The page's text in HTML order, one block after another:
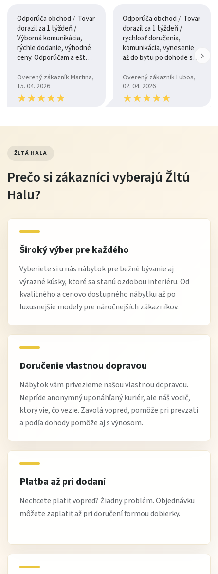
prispieva k hygienickejšiemu prostrediu na spanie.
Pevná konštrukcia zabezpečuje stabilitu a dlhodobú
spoľahlivosť pri každodennom používaní.
Dizajn a využitie
spánok.
Je ideálnou voľbou pre tých, ktorí preferujú funkčný a
čistý vzhľad bez zbytočných detailov.
pravidelne utierajte rám posteľe jemnou handričkou
kontrolujte upevnenie roštu
vyhýbajte sa agresívnym čistiacim prostriedkom
chráňte pred nadmernou vlhkosťou
Spolu vytvoria ideálnu oporu pre chrbticu a
pohodlný spánok.
Výhody nákupu na Žltej Hale
kvalitné postele pre zdravý spánok
moderný a nadčasový dizajn
výborný pomer cena / komfort
odborné poradenstvo pri výbere nábytku
Najčastejšie otázky
Je rošt súčasťou postele?
Odporúča obchod / Tovar
dorazil za 1 týždeň /
Výborná komunikácia,
rýchle dodanie, výhodné
ceny. Odporúčam a ešte
Overený zákazník Martina,
15. 04. 2026
★★★★★
★★★★★
Odporúča obchod / Tovar
dorazil za 1 týždeň /
rýchlosť doručenia,
komunikácia, vynesenie
až do bytu po dohode so
Overený zákazník Lubos,
02. 04. 2026
★★★★★
★★★★★
ŽLTÁ HALA
Prečo si zákazníci vyberajú Žltú
Halu?
Široký výber pre každého
Vyberiete si u nás nábytok pre bežné bývanie aj
výrazné kúsky, ktoré sa stanú ozdobou interiéru. Od
kvalitného a cenovo dostupného nábytku až po
luxusnejšie modely pre náročnejších zákazníkov.
Doručenie vlastnou dopravou
Nábytok vám privezieme našou vlastnou dopravou.
Nepríde anonymný uponáhľaný kuriér, ale náš vodič,
ktorý vie, čo vezie. Zavolá vopred, pomôže pri prevzatí
a podľa dohody pomôže aj s výnosom.
Platba až pri dodaní
Nechcete platiť vopred? Žiadny problém. Objednávku
môžete zaplatiť až pri doručení formou dobierky.